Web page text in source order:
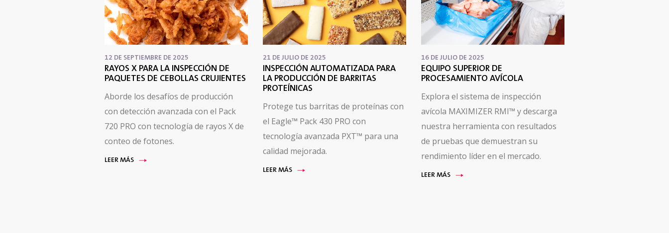
12 DE SEPTIEMBRE DE 2025
RAYOS X PARA LA INSPECCIÓN DE
PAQUETES DE CEBOLLAS CRUJIENTES
Aborde los desafíos de producción
con detección avanzada con el Pack
720 PRO con tecnología de rayos X de
conteo de fotones.
LEER MÁS
21 DE JULIO DE 2025
INSPECCIÓN AUTOMATIZADA PARA
LA PRODUCCIÓN DE BARRITAS
PROTEÍNICAS
Protege tus barritas de proteínas con
el Eagle™ Pack 430 PRO con
tecnología avanzada PXT™ para una
calidad mejorada.
LEER MÁS
16 DE JULIO DE 2025
EQUIPO SUPERIOR DE
PROCESAMIENTO AVÍCOLA
Explora el sistema de inspección
avícola MAXIMIZER RMI™ y descarga
nuestra herramienta con resultados
de pruebas que demuestran su
rendimiento líder en el mercado.
LEER MÁS